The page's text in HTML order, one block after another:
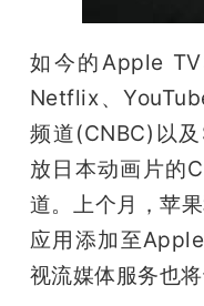
如今的Apple
Netflix、
频道(CNBC)以
放日本动画片的
道。上个月，苹
应用添加至
视流媒体服务也